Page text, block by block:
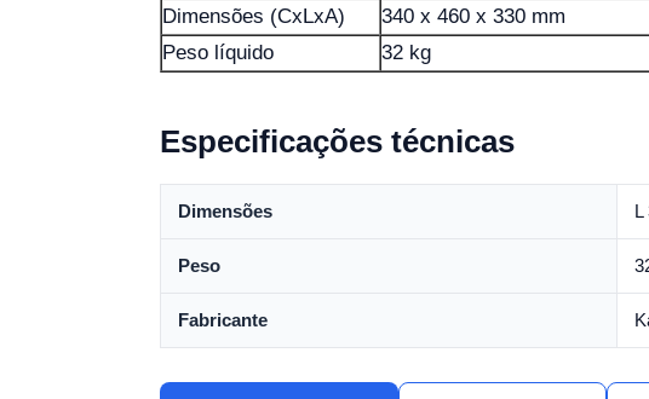
Dimensões (CxLxA)
340 x 460 x 330 mm
Peso líquido
32 kg
Especificações técnicas
Dimensões L
Peso
Fabricante